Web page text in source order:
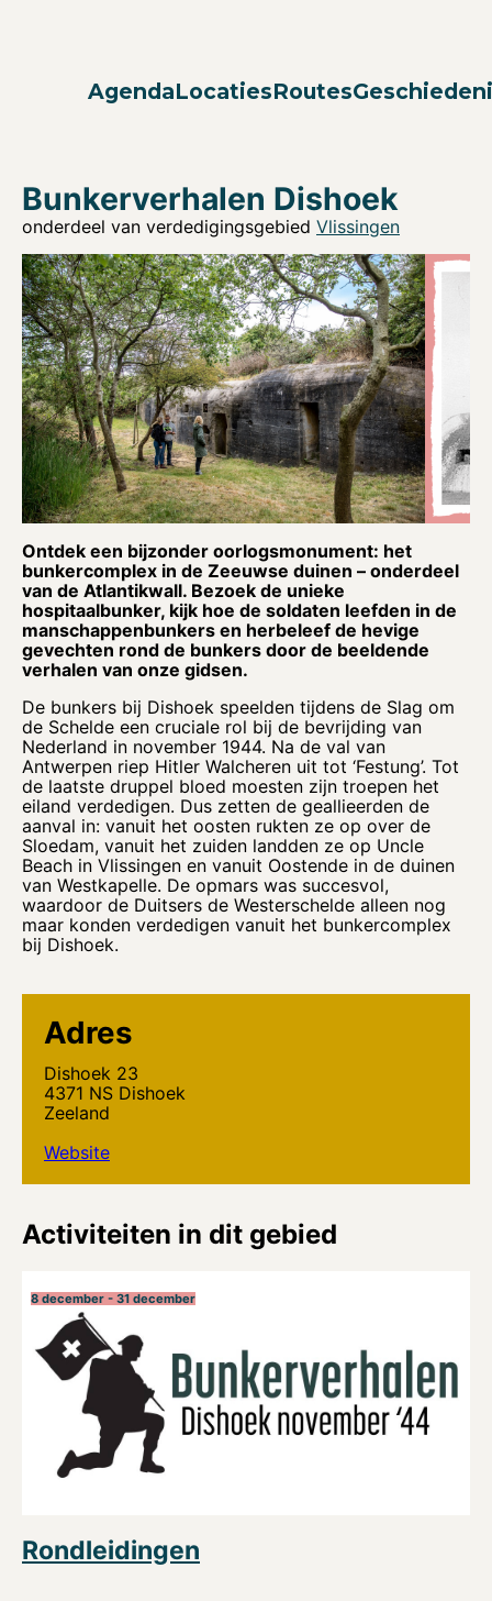
AgendaLocatiesRoutes
Bunkerverhalen Dishoek
onderdeel van verdedigingsgebied Vlissingen
Ontdek een bijzonder oorlogsmonument: het
bunkercomplex in de Zeeuwse duinen – onderdeel
van de Atlantikwall. Bezoek de unieke
hospitaalbunker, kijk hoe de soldaten leefden in de
manschappenbunkers en herbeleef de hevige
gevechten rond de bunkers door de beeldende
verhalen van onze gidsen.
De bunkers bij Dishoek speelden tijdens de Slag om
de Schelde een cruciale rol bij de bevrijding van
Nederland in november 1944. Na de val van
Antwerpen riep Hitler Walcheren uit tot ‘Festung’. Tot
de laatste druppel bloed moesten zijn troepen het
eiland verdedigen. Dus zetten de geallieerden de
aanval in: vanuit het oosten rukten ze op over de
Sloedam, vanuit het zuiden landden ze op Uncle
Beach in Vlissingen en vanuit Oostende in de duinen
van Westkapelle. De opmars was succesvol,
waardoor de Duitsers de Westerschelde alleen nog
maar konden verdedigen vanuit het bunkercomplex
bij Dishoek.
Adres
Dishoek 23
4371 NS Dishoek
Zeeland
Website
Activiteiten in dit gebied
8 december - 31 december
Rondleidingen